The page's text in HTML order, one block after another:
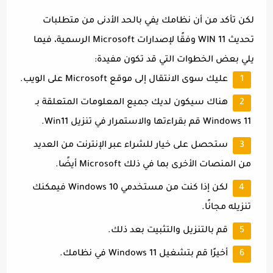
لكن تأكد من أن نظامك يفي بالحد الأدنى من متطلبات
تحديث WIN 11 وفقًا لإصدارات Microsoft الرسمية، فيما
يلي بعض الخطوات التي قد تكون مفيدة:
عليك سوى الانتقال إلى موقع Microsoft على الويب.
هناك سيكون لديك جميع المعلومات المتعلقة بـ
Windows 11 قم بقراءتها والاستمرار في تنزيل Win11.
ستحصل على خيار للشراء عبر الإنترنت من العديد
من المنصات الأخرى بما في ذلك Microsoft أيضًا.
لكن إذا كنت من مستخدمي Windows 10 فيمكنك
تنزيله مجانًا.
قم بالتنزيل والتثبيت بعد ذلك.
أخيرًا قم بتشغيل Windows 11 في نظامك.